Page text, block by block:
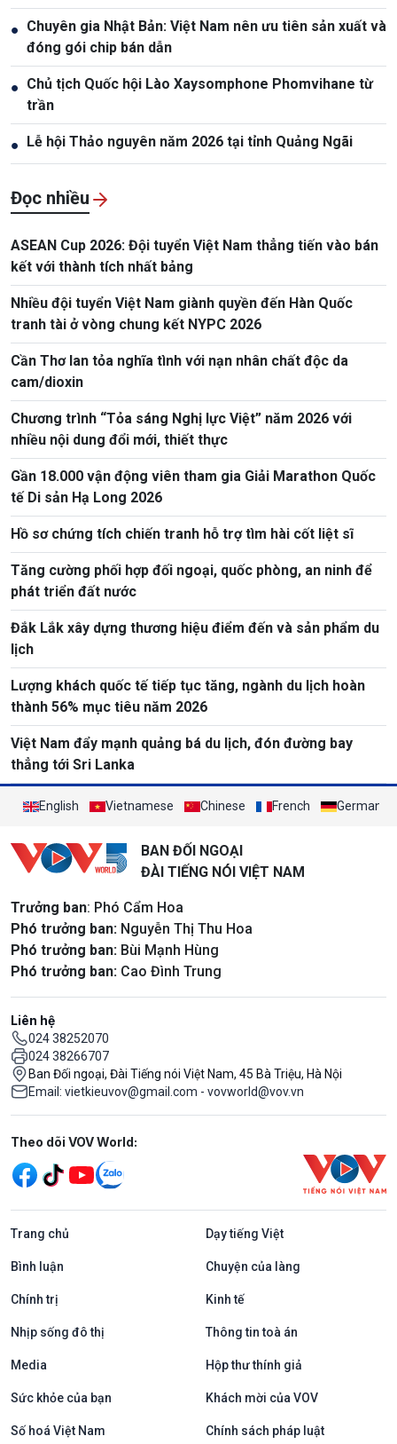
● Chuyên gia Nhật Bản: Việt Nam nên ưu tiên sản xuất và
đóng gói chip bán dẫn
● Chủ tịch Quốc hội Lào Xaysomphone Phomvihane từ
trần
● Lễ hội Thảo nguyên năm 2026 tại tỉnh Quảng Ngãi
Đọc nhiều
ASEAN Cup 2026: Đội tuyển Việt Nam thẳng tiến vào bán
kết với thành tích nhất bảng
Nhiều đội tuyển Việt Nam giành quyền đến Hàn Quốc
tranh tài ở vòng chung kết NYPC 2026
Cần Thơ lan tỏa nghĩa tình với nạn nhân chất độc da
cam/dioxin
Chương trình “Tỏa sáng Nghị lực Việt” năm 2026 với
nhiều nội dung đổi mới, thiết thực
Gần 18.000 vận động viên tham gia Giải Marathon Quốc
tế Di sản Hạ Long 2026
Hồ sơ chứng tích chiến tranh hỗ trợ tìm hài cốt liệt sĩ
Tăng cường phối hợp đối ngoại, quốc phòng, an ninh để
phát triển đất nước
Đắk Lắk xây dựng thương hiệu điểm đến và sản phẩm du
lịch
Lượng khách quốc tế tiếp tục tăng, ngành du lịch hoàn
thành 56% mục tiêu năm 2026
Việt Nam đẩy mạnh quảng bá du lịch, đón đường bay
thẳng tới Sri Lanka
English Vietnamese Chinese French German
BAN ĐỐI NGOẠI
ĐÀI TIẾNG NÓI VIỆT NAM
Trưởng ban: Phó Cẩm Hoa
Phó trưởng ban: Nguyễn Thị Thu Hoa
Phó trưởng ban: Bùi Mạnh Hùng
Phó trưởng ban: Cao Đình Trung
Liên hệ
024 38252070
024 38266707
Ban Đối ngoại, Đài Tiếng nói Việt Nam, 45 Bà Triệu, Hà Nội
Email: vietkieuvov@gmail.com - vovworld@vov.vn
Mạng xã hội
Theo dõi VOV World:
Trang chủ Dạy tiếng Việt
Bình luận Chuyện của làng
Chính trị Kinh tế
Nhịp sống đô thị Thông tin toà án
Media Hộp thư thính giả
Sức khỏe của bạn Khách mời của VOV
Số hoá Việt Nam Chính sách pháp luật